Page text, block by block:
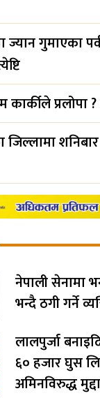
ज्यान गुमाएका
कार्कीले प्रलोपा
जिल्लामा
नेपाली सेनामा
भन्दै ठगी गर्ने
लालपुर्जा
६० हजार घुस
अमिनविरुद्ध